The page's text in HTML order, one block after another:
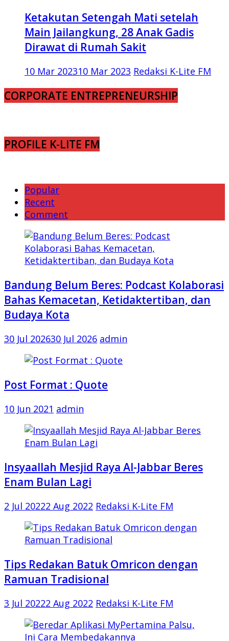
Ketakutan Setengah Mati setelah
Main Jailangkung, 28 Anak Gadis
Dirawat di Rumah Sakit
10 Mar 202310 Mar 2023 Redaksi K-Lite FM
CORPORATE ENTREPRENEURSHIP
PROFILE K-LITE FM
Popular
Recent
Comment
Bandung Belum Beres: Podcast Kolaborasi
Bahas Kemacetan, Ketidaktertiban, dan
Budaya Kota
30 Jul 202630 Jul 2026 admin
Post Format : Quote
10 Jun 2021 admin
Insyaallah Mesjid Raya Al-Jabbar Beres
Enam Bulan Lagi
2 Jul 20222 Aug 2022 Redaksi K-Lite FM
Tips Redakan Batuk Omricon dengan
Ramuan Tradisional
3 Jul 20222 Aug 2022 Redaksi K-Lite FM